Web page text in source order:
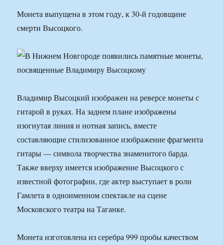
Монета выпущена в этом году, к 30-й годовщине
смерти Высоцкого.
Владимир Высоцкий изображен на реверсе монеты с
гитарой в руках. На заднем плане изображены
изогнутая линия и нотная запись, вместе
составляющие стилизованное изображение фрагмента
гитары — символа творчества знаменитого барда.
Также вверху имеется изображение Высоцкого с
известной фотографии, где актер выступает в роли
Гамлета в одноименном спектакле на сцене
Московского театра на Таганке.
Монета изготовлена из серебра 999 пробы качеством